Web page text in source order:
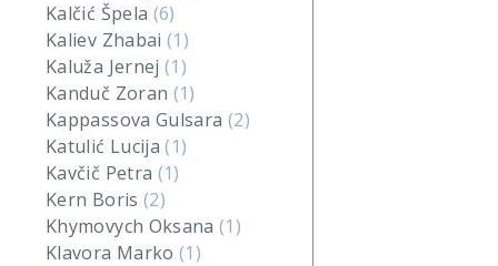
Kalčić Špela (6)
Kaliev Zhabai(1)
Kaluža Jernej(1)
Kanduč Zoran (1)
Kappassova Gulsara (2)
Katulić Lucija(1)
Kavčič Petra (1)
Kern Boris (2)
Khymovych Oksana(1)
Klavora Marko(1)